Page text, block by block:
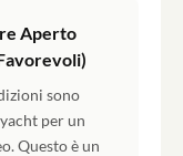
Aperto
sono
per un
Questo è un